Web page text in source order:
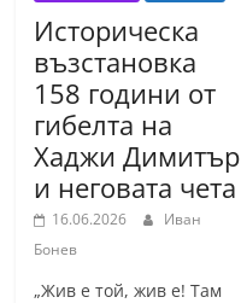
Историческа
възстановка
158 години от
гибелта на
Хаджи Димитър
и неговата чета
16.06.2026
Иван
Бонев
„Жив е той, жив е! Там